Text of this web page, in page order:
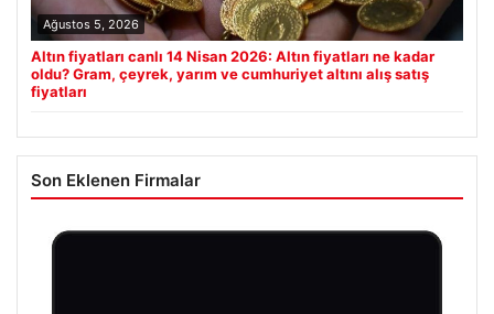
Ağustos 5, 2026
Altın fiyatları canlı 14 Nisan 2026: Altın fiyatları ne kadar
oldu? Gram, çeyrek, yarım ve cumhuriyet altını alış satış
fiyatları
Son Eklenen Firmalar